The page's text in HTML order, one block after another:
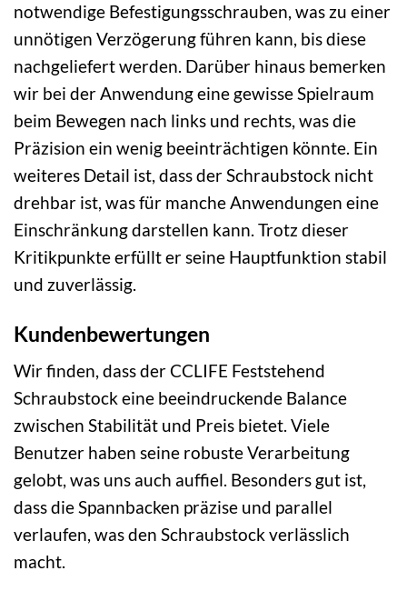
notwendige Befestigungsschrauben, was zu einer
unnötigen Verzögerung führen kann, bis diese
nachgeliefert werden. Darüber hinaus bemerken
wir bei der Anwendung eine gewisse Spielraum
beim Bewegen nach links und rechts, was die
Präzision ein wenig beeinträchtigen könnte. Ein
weiteres Detail ist, dass der Schraubstock nicht
drehbar ist, was für manche Anwendungen eine
Einschränkung darstellen kann. Trotz dieser
Kritikpunkte erfüllt er seine Hauptfunktion stabil
und zuverlässig.
Kundenbewertungen
Wir finden, dass der CCLIFE Feststehend
Schraubstock eine beeindruckende Balance
zwischen Stabilität und Preis bietet. Viele
Benutzer haben seine robuste Verarbeitung
gelobt, was uns auch auffiel. Besonders gut ist,
dass die Spannbacken präzise und parallel
verlaufen, was den Schraubstock verlässlich
macht.